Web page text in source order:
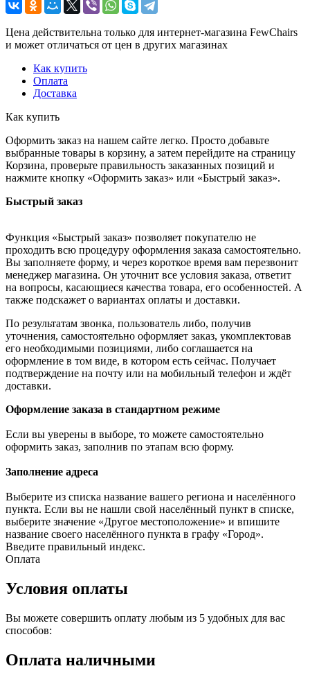
Цена действительна только для интернет-магазина FewChairs
и может отличаться от цен в других магазинах
Как купить
Оплата
Доставка
Как купить
Оформить заказ на нашем сайте легко. Просто добавьте
выбранные товары в корзину, а затем перейдите на страницу
Корзина, проверьте правильность заказанных позиций и
нажмите кнопку «Оформить заказ» или «Быстрый заказ».
Быстрый заказ
Функция «Быстрый заказ» позволяет покупателю не
проходить всю процедуру оформления заказа самостоятельно.
Вы заполняете форму, и через короткое время вам перезвонит
менеджер магазина. Он уточнит все условия заказа, ответит
на вопросы, касающиеся качества товара, его особенностей. А
также подскажет о вариантах оплаты и доставки.
По результатам звонка, пользователь либо, получив
уточнения, самостоятельно оформляет заказ, укомплектовав
его необходимыми позициями, либо соглашается на
оформление в том виде, в котором есть сейчас. Получает
подтверждение на почту или на мобильный телефон и ждёт
доставки.
Оформление заказа в стандартном режиме
Если вы уверены в выборе, то можете самостоятельно
оформить заказ, заполнив по этапам всю форму.
Заполнение адреса
Выберите из списка название вашего региона и населённого
пункта. Если вы не нашли свой населённый пункт в списке,
выберите значение «Другое местоположение» и впишите
название своего населённого пункта в графу «Город».
Введите правильный индекс.
Оплата
Условия оплаты
Вы можете совершить оплату любым из 5 удобных для вас
способов:
Оплата наличными